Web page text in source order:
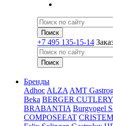
+7 495 135-15-14
Бренды
Adhoc ALZA AMT
Beka BERGER CUTLERY
BRABANTIA Burgvogel
COMPOSEEAT